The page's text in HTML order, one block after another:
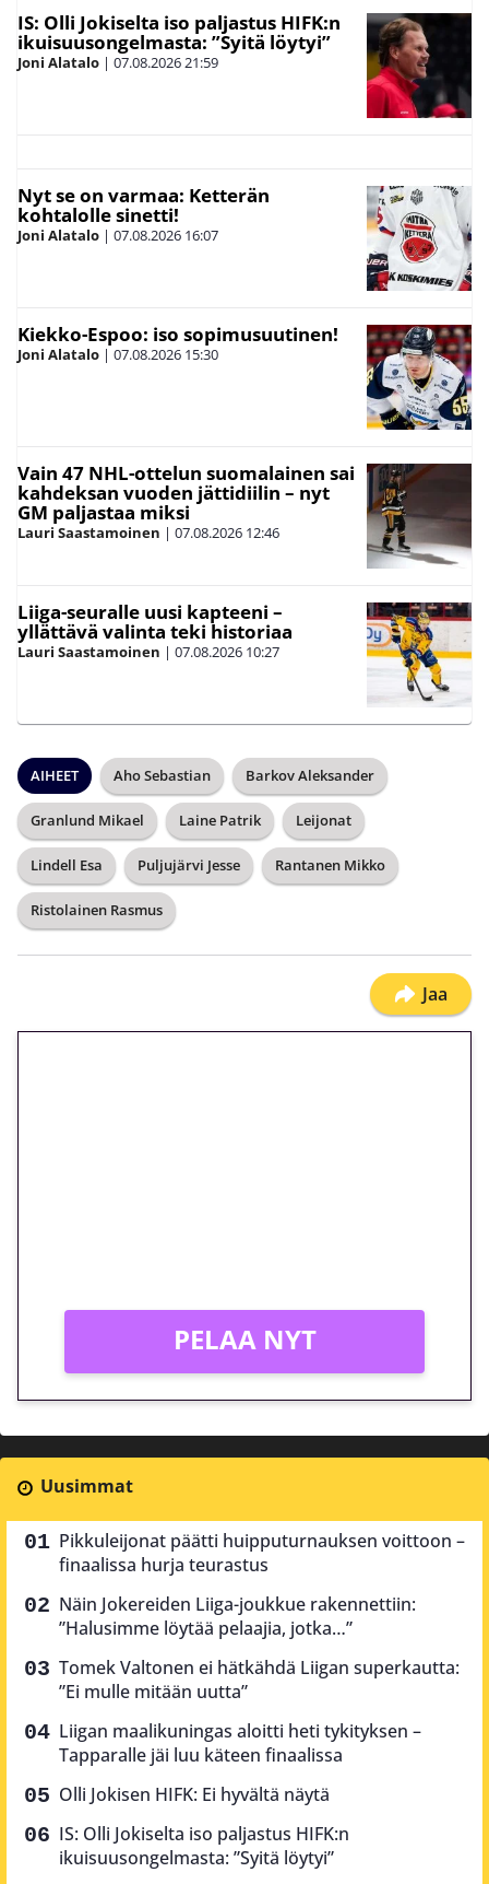
IS: Olli Jokiselta iso paljastus HIFK:n
ikuisuusongelmasta: ”Syitä löytyi”
Joni Alatalo | 07.08.202621:59
Nyt se on varmaa: Ketterän
kohtalolle sinetti!
Joni Alatalo | 07.08.2026 16:07
Kiekko-Espoo: iso sopimusuutinen!
Joni Alatalo | 07.08.2026 15:30
Vain 47 NHL-ottelun suomalainen sai
kahdeksan vuoden jättidiilin – nyt
GM paljastaa miksi
Lauri Saastamoinen | 07.08.2026 12:46
Liiga-seuralle uusi kapteeni –
yllättävä valinta teki historiaa
Lauri Saastamoinen | 07.08.2026 10:27
AIHEET Aho Sebastian Barkov Aleksander
Granlund Mikael Laine Patrik Leijonat
Lindell Esa Puljujärvi Jesse Rantanen Mikko
Ristolainen Rasmus
Jaa
PELAA NYT
Uusimmat
Pikkuleijonat päätti huipputurnauksen voittoon –
finaalissa hurja teurastus
Näin Jokereiden Liiga-joukkue rakennettiin:
”Halusimme löytää pelaajia, jotka…”
Tomek Valtonen ei hätkähdä Liigan superkautta:
”Ei mulle mitään uutta”
Liigan maalikuningas aloitti heti tykityksen –
Tapparalle jäi luu käteen finaalissa
Olli Jokisen HIFK: Ei hyvältä näytä
IS: Olli Jokiselta iso paljastus HIFK:n
ikuisuusongelmasta: ”Syitä löytyi”